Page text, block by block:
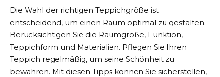
Die Wahl der richtigen Teppichgröße ist
entscheidend, um einen Raum optimal zu gestalten.
Berücksichtigen Sie die Raumgröße, Funktion,
Teppichform und Materialien. Pflegen Sie Ihren
Teppich regelmäßig, um seine Schönheit zu
bewahren. Mit diesen Tipps können Sie sicherstellen,